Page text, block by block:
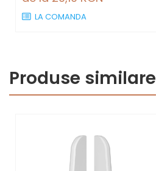
LA COMANDA
Produse similare